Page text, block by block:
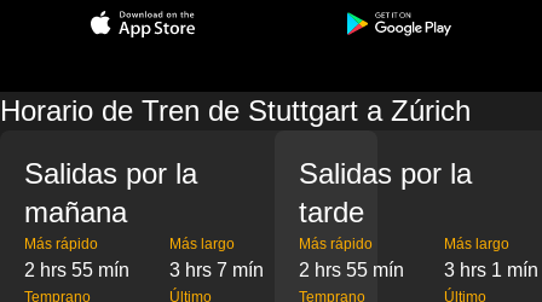
Horario de Tren de Stuttgart a Zúrich
Salidas por la
mañana
Más rápido
2 hrs 55 mín
Más largo
3 hrs 7 mín
Temprano Último
Salidas por la
tarde
Más rápido
2 hrs 55 mín
Más largo
3 hrs 1 mín
Temprano Último